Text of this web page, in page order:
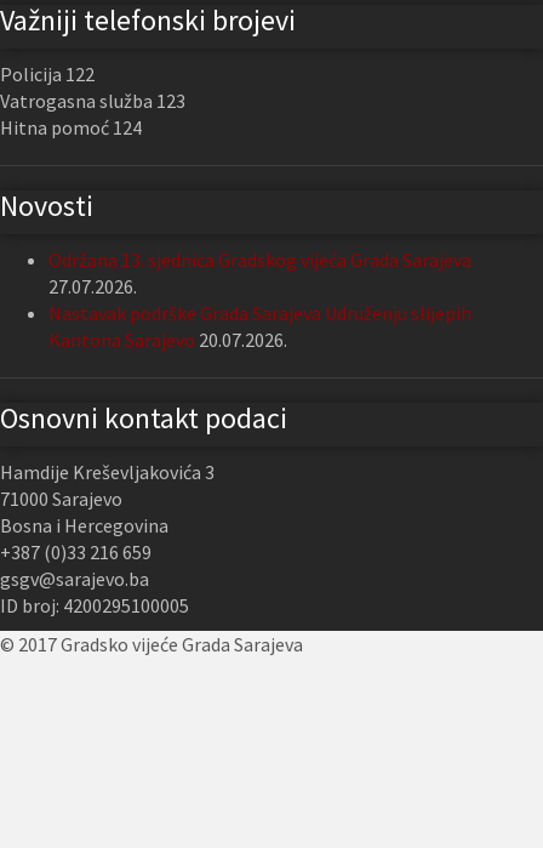
Važniji telefonski brojevi
Policija 122
Vatrogasna služba 123
Hitna pomoć 124
Novosti
Održana 13. sjednica Gradskog vijeća Grada Sarajeva
27.07.2026.
Nastavak podrške Grada Sarajeva Udruženju slijepih
Kantona Sarajevo 20.07.2026.
Osnovni kontakt podaci
Hamdije Kreševljakovića 3
71000 Sarajevo
Bosna i Hercegovina
+387 (0)33 216 659
gsgv@sarajevo.ba
ID broj: 4200295100005
© 2017 Gradsko vijeće Grada Sarajeva